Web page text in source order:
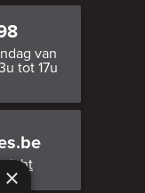
van
tot 17u
×